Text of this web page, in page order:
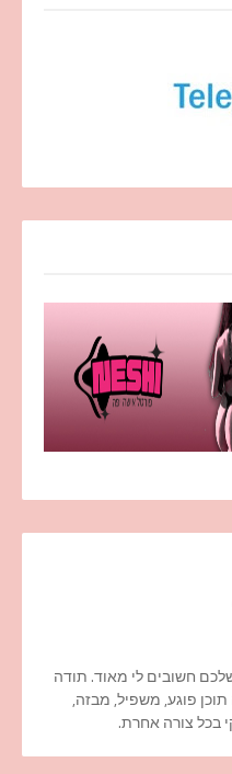
חשובים לי מאוד. תודה
פוגע, משפיל, מבזה,
בכל צורה אחרת.